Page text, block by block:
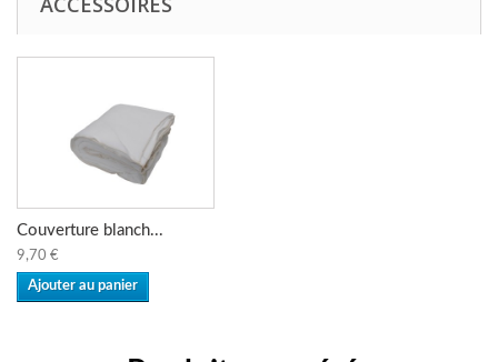
Couverture blanch...
9,70 €
Ajouter au panier